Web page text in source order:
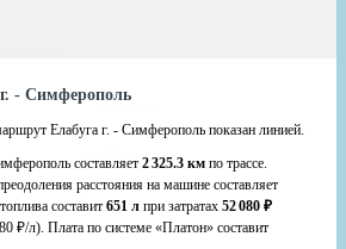
- Симферополь
Елабуга г. - Симферополь показан линией.
составляет 2 325.3 км по трассе.
расстояния на машине составляет
составит 651 л при затратах 52 080 ₽
₽/л). Плата по системе «Платон» составит